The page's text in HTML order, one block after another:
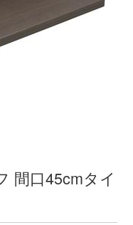
間口45cmタイ